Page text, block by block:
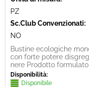
PZ
Sc.Club Convenzionati:
NO
Bustine ecologiche
con forte potere
nere Prodotto formulato
Disponibilità:
Disponibile